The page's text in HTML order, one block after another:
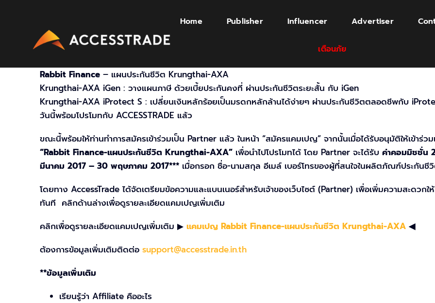
Home Publisher Influencer Advertiser
เตือนภัย
Rabbit Finance – แผนประกันชีวิต Krungthai-AXA
Krungthai-AXA iGen : วางแผนภาษี ด้วยเบี้ยประกันคงที่ ผ่านประกันชีวิตระยะสั้น กับ iGen
Krungthai-AXA iProtect S : เปลี่ยนเงินหลักร้อยเป็นมรดกหลักล้านได้ง่ายๆ ผ่านประกันชีวิตตลอดชีพกับ
วันนี้พร้อมโปรโมทกับ ACCESSTRADE แล้ว
ขณะนี้พร้อมให้ท่านทำการสมัครเข้าร่วมเป็น Partner แล้ว ในหน้า “สมัครแคมเปญ” จากนั้นเมื่อได้รับอนุมัติให้เข้าร่
“Rabbit Finance-แผนประกันชีวิต Krungthai-AXA” เพื่อนำไปโปรโมทได้ โดย Partner จะได้รับ ค่าคอมมิชชั่น
มีนาคม 2017 – 30 พฤษภาคม 2017*** เมื่อกรอก ชื่อ-นามสกุล อีเมล์ เบอร์โทรของผู้ที่สนใจในผลิตภัณฑ์ประกันชี
โดยทาง AccessTrade ได้จัดเตรียมข้อความและแบนเนอร์สำหรับเจ้าของเว็บไซต์ (Partner) เพื่อเพิ่มความสะดวกใ
ทันที คลิกด้านล่างเพื่อดูรายละเอียดแคมเปญเพิ่มเติม
คลิกเพื่อดูรายละเอียดแคมเปญเพิ่มเติม ▶ แคมเปญ Rabbit Finance-แผนประกันชีวิต Krungthai-AXA ◀
ต้องการข้อมูลเพิ่มเติมติดต่อ support@accesstrade.in.th
**ข้อมูลเพิ่มเติม
เรียนรู้ว่า Affiliate คืออะไร